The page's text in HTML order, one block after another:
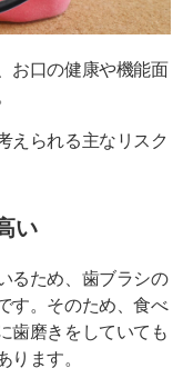
お口の健康や機能面
えられる主なリスク
い
るため、歯ブラシの
す。そのため、食べ
歯磨きをしていても
ります。